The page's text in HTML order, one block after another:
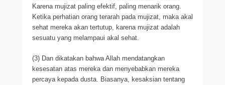
Karena mujizat paling efektif, paling menarik orang.
Ketika perhatian orang terarah pada mujizat, maka akal
sehat mereka akan tertutup, karena mujizat adalah
sesuatu yang melampaui akal sehat.
(3) Dan dikatakan bahwa Allah mendatangkan
kesesatan atas mereka dan menyebabkan mereka
percaya kepada dusta. Biasanya, kesaksian tentang